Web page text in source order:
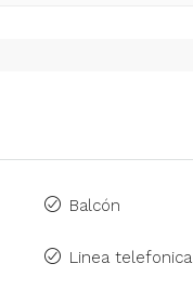
Balcón
Linea telefonica